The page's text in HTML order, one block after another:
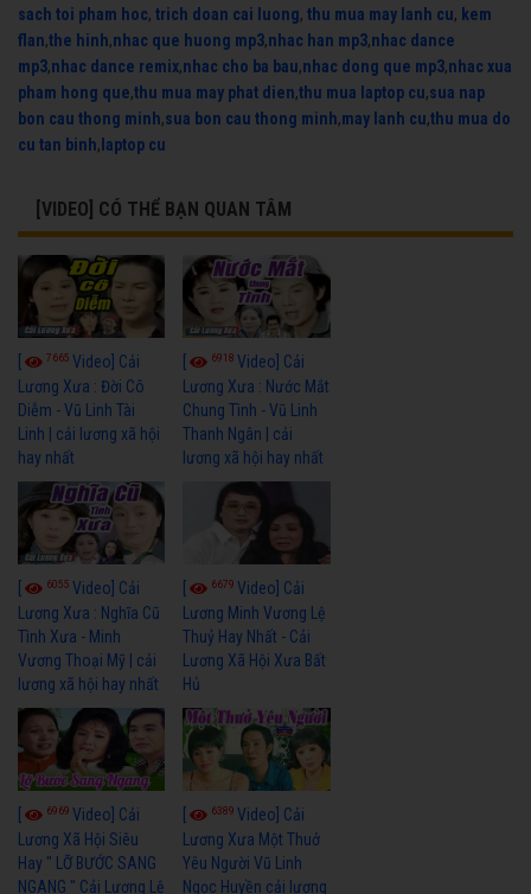
sach toi pham hoc, trich doan cai luong, thu mua may lanh cu, kem
flan,the hinh,nhac que huong mp3,nhac han mp3,nhac dance
mp3,nhac dance remix,nhac cho ba bau,nhac dong que mp3,nhac xua
pham hong que,thu mua may phat dien,thu mua laptop cu,sua nap
bon cau thong minh,sua bon cau thong minh,may lanh cu,thu mua do
cu tan binh, laptop cu
[VIDEO] CÓ THỂ BẠN QUAN TÂM
7665 Video] Cải
Lương Xưa : Đời Cô
Diễm - Vũ Linh Tài
Linh | cải lương xã hội
hay nhất
6918Video] Cải
Lương Xưa : Nước Mắt
Chung Tình - Vũ Linh
Thanh Ngân | cải
lương xã hội hay nhất
6055 Video] Cải
Lương Xưa : Nghĩa Cũ
Tình Xưa - Minh
Vương Thoại Mỹ | cải
lương xã hội hay nhất
6679Video] Cải
Lương Minh Vương Lệ
Thuỷ Hay Nhất - Cải
Lương Xã Hội Xưa Bất
Hủ
6969 Video] Cải
Lương Xã Hội Siêu
Hay " LỠ BƯỚC SANG
NGANG " Cải Lương Lệ
6389Video] Cải
Lương Xưa Một Thuở
Yêu Người Vũ Linh
Ngọc Huyền cải lương